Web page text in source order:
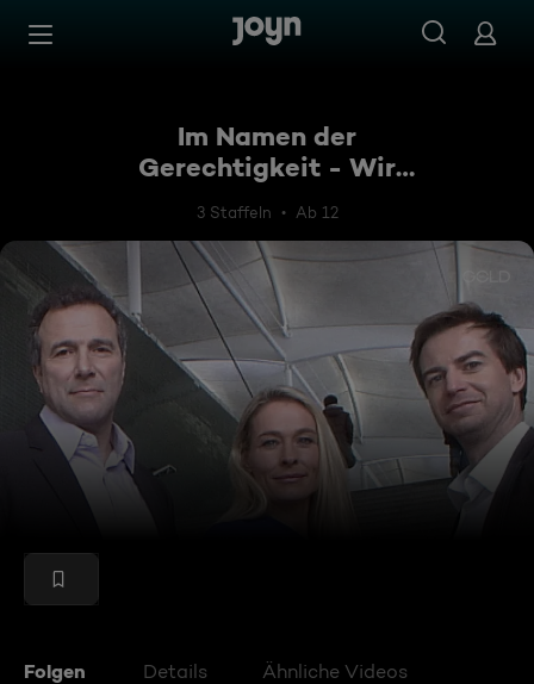
Zum Inhalt springen
Im Namen der
Gerechtigkeit - Wir
kämpfen für Sie!
3 Staffeln Ab 12
Folgen Details Ähnliche Videos